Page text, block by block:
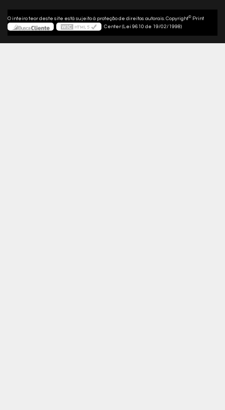
O inteiro teor deste site está sujeito à proteção de direitos autorais. Copyright© Print
Center (Lei 9610 de 19/02/1998)